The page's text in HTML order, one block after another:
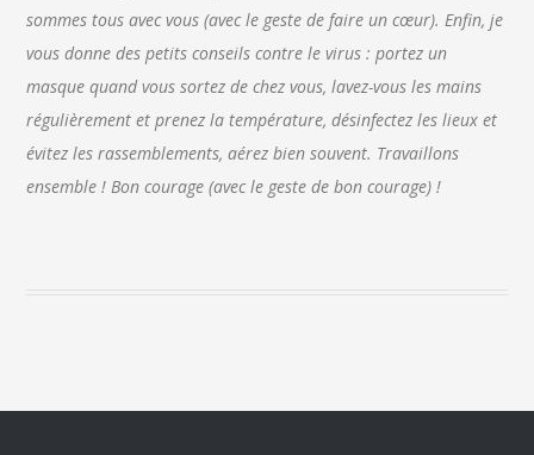
sommes tous avec vous (avec le geste de faire un cœur). Enfin, je
vous donne des petits conseils contre le virus : portez un
masque quand vous sortez de chez vous, lavez-vous les mains
régulièrement et prenez la température, désinfectez les lieux et
évitez les rassemblements, aérez bien souvent. Travaillons
ensemble ! Bon courage (avec le geste de bon courage) !